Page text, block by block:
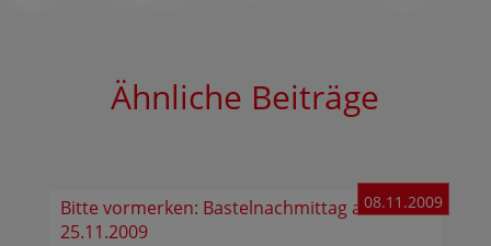
Ähnliche Beiträge
Bitte vormerken: Bastelnachmittag am
25.11.2009
08.11.2009